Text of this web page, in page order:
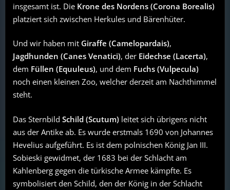
insgesamt ist. Die Krone des Nordens (Corona Borealis)
platziert sich zwischen Herkules und Bärenhüter.
Und wir haben mit Giraffe (Camelopardais),
Jagdhunden (Canes Venatici), der Eidechse (Lacerta),
dem Füllen (Equuleus), und dem Fuchs (Vulpecula)
noch einen kleinen Zoo, welcher derzeit am Nachthimmel
steht.
Das Sternbild Schild (Scutum) leitet sich übrigens nicht
aus der Antike ab. Es wurde erstmals 1690 von Johannes
Hevelius aufgeführt. Es ist dem polnischen König Jan III.
Sobieski gewidmet, der 1683 bei der Schlacht am
Kahlenberg gegen die türkische Armee kämpfte. Es
symbolisiert den Schild, den der König in der Schlacht